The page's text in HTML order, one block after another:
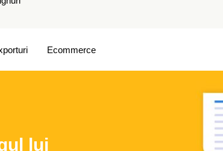
Ecommerce
lui